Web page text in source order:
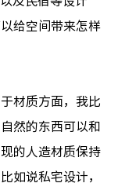
给空间带来怎样
材质方面，我比
然的东西可以和
的人造材质保持
如说私宅设计，